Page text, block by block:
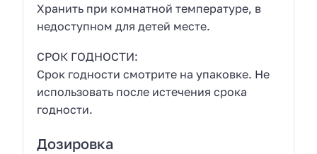
Хранить при комнатной температуре, в
недоступном для детей месте.
СРОК ГОДНОСТИ:
Срок годности смотрите на упаковке. Не
использовать после истечения срока
годности.
Дозировка